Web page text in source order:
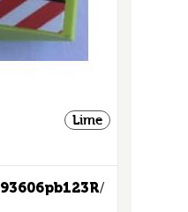
Lime
93606pb123R/